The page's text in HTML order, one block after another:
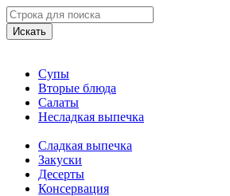
Искать
Супы
Вторые блюда
Салаты
Несладкая выпечка
Сладкая выпечка
Закуски
Десерты
Консервация